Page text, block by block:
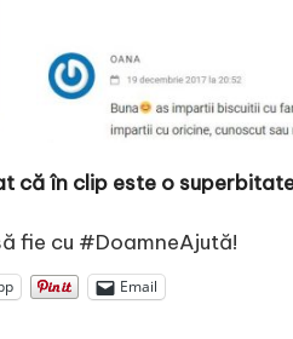
că în clip este o
fie cu #DoamneAjută!
Email